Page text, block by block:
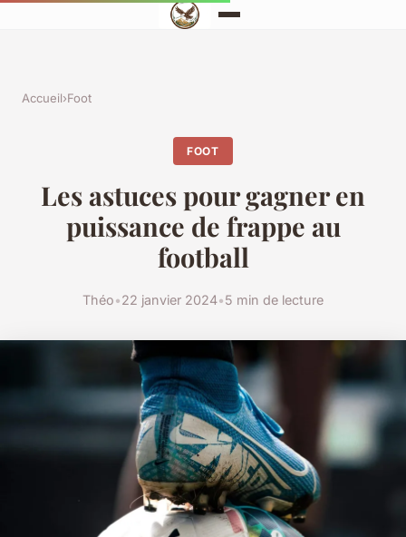
Accueil›Foot
FOOT
Les astuces pour gagner en
puissance de frappe au
football
Théo•22 janvier 2024•5 min de lecture